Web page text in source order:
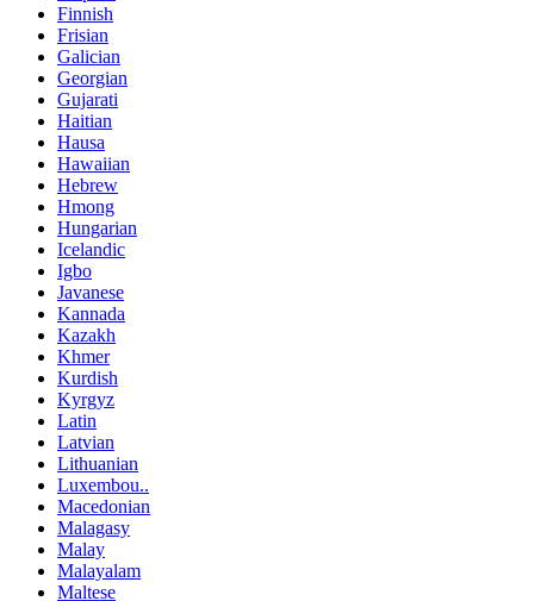
Finnish
Frisian
Galician
Georgian
Gujarati
Haitian
Hausa
Hawaiian
Hebrew
Hmong
Hungarian
Icelandic
Igbo
Javanese
Kannada
Kazakh
Khmer
Kurdish
Kyrgyz
Latin
Latvian
Lithuanian
Luxembou..
Macedonian
Malagasy
Malay
Malayalam
Maltese